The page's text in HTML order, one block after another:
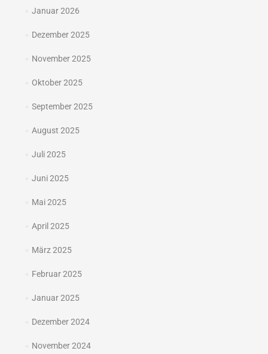
Januar 2026
Dezember 2025
November 2025
Oktober 2025
September 2025
August 2025
Juli 2025
Juni 2025
Mai 2025
April 2025
März 2025
Februar 2025
Januar 2025
Dezember 2024
November 2024